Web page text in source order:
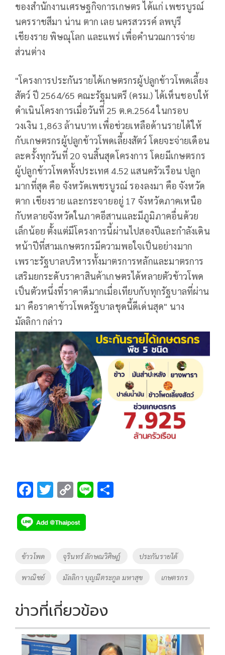
ของสำนักงานเศรษฐกิจการเกษตร ได้แก่ เพชรบูรณ์
นครราชสีมา น่าน ตาก เลย นครสวรรค์ ลพบุรี
เชียงราย พิษณุโลก และแพร่ เพื่อคำนวณการจ่าย
ส่วนต่าง
"โครงการประกันรายได้เกษตรกรผู้ปลูกข้าวโพดเลี้ยง
สัตว์ ปี 2564/65 คณะรัฐมนตรี (ครม.) ได้เห็นชอบให้
ดำเนินโครงการเมื่อวันที่ 25 ต.ค.2564 ในกรอบ
วงเงิน 1,863 ล้านบาท เพื่อช่วยเหลือด้านรายได้ให้
กับเกษตรกรผู้ปลูกข้าวโพดเลี้ยงสัตว์ โดยจะจ่ายเดือน
ละครั้งทุกวันที่ 20 จนสิ้นสุดโครงการ โดยมีเกษตรกร
ผู้ปลูกข้าวโพดทั้งประเทศ 4.52 แสนครัวเรือน ปลูก
มากที่สุด คือ จังหวัดเพชรบูรณ์ รองลงมา คือ จังหวัด
ตาก เชียงราย และกระจายอยู่ 17 จังหวัดภาคเหนือ
กับหลายจังหวัดในภาคอีสานและมีภูมิภาคอื่นด้วย
เล็กน้อย ตั้งแต่มีโครงการนี้ผ่านไปสองปีและกำลังเดิน
หน้าปีที่สามเกษตรกรมีความพอใจเป็นอย่างมาก
เพราะรัฐบาลบริหารทั้งมาตรการหลักและมาตรการ
เสริมยกระดับราคาสินค้าเกษตรได้หลายตัวข้าวโพด
เป็นตัวหนึ่งที่ราคาดีมากเมื่อเทียบกับทุกรัฐบาลที่ผ่าน
มา คือราคาข้าวโพดรัฐบาลชุดนี้ดีเด่นสุด" นาง
มัลลิกา กล่าว
F
e
b
o
o
k
T
tt
er
C
p
y
Li
n
k
Li
Tags
ข้าวโพด จุรินทร์ ลักษณวิศิษฏ์ ประกันรายได้
พาณิชย์ มัลลิกา บุญมีตระกูล มหาสุข เกษตรกร
ข่าวที่เกี่ยวข้อง